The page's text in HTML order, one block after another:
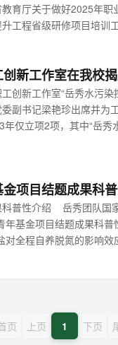
育厅关于做好2025年
工程省级研修项目培训
新工作室在我校
新工作室“岳秀水污染
副书记梁艳珍出席并为
仅立项2项，其中“岳秀
项目结题成果科
普性介绍 岳秀团队国
基金项目结题成果科
全程自养脱氮的影响
页 上页 1 下页